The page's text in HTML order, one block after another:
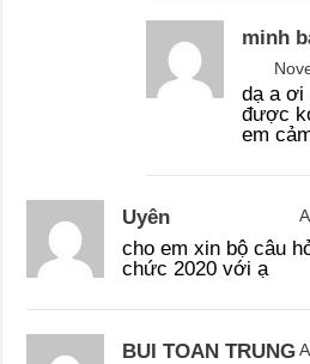
minh
dạ a ơi
được
em
Uyên
cho em xin bộ câu
chức 2020 với ạ
BUI TOAN TRUNG